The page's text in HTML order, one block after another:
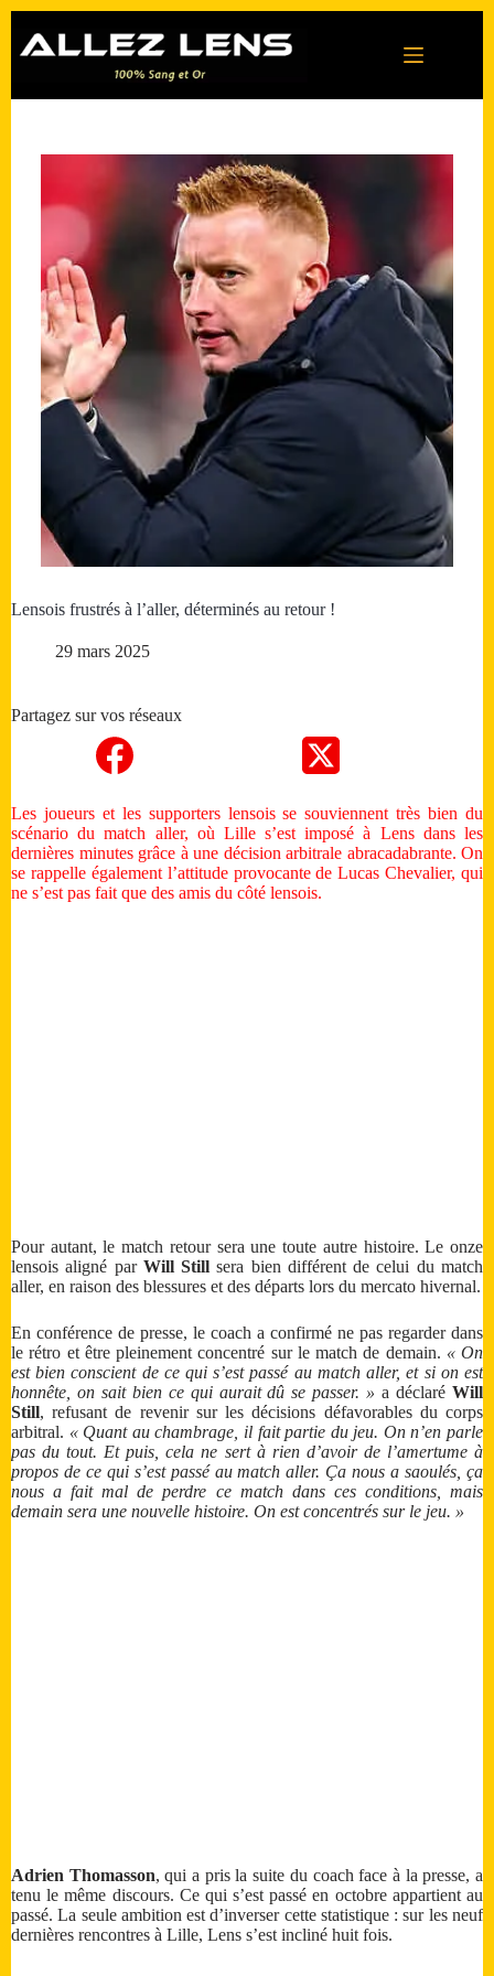
contenu
Lensois frustrés à l’aller, déterminés au retour !
29 mars 2025
Partagez sur vos réseaux
Les joueurs et les supporters lensois se souviennent très bien du
scénario du match aller, où Lille s’est imposé à Lens dans les
dernières minutes grâce à une décision arbitrale abracadabrante. On
se rappelle également l’attitude provocante de Lucas Chevalier, qui
ne s’est pas fait que des amis du côté lensois.
Pour autant, le match retour sera une toute autre histoire. Le onze
lensois aligné parWill Still sera bien différent de celui du match
aller, en raison des blessures et des départs lors du mercato hivernal.
En conférence de presse, le coach a confirmé ne pas regarder dans
le rétro et être pleinement concentré sur le match de demain. « On
est bien conscient de ce qui s’est passé au match aller, et si on est
honnête, on sait bien ce qui aurait dû se passer. » a déclaréWill
Still, refusant de revenir sur les décisions défavorables du corps
arbitral. « Quant au chambrage, il fait partie du jeu. On n’en parle
pas du tout. Et puis, cela ne sert à rien d’avoir de l’amertume à
propos de ce qui s’est passé au match aller. Ça nous a saoulés, ça
nous a fait mal de perdre ce match dans ces conditions, mais
demain sera une nouvelle histoire. On est concentrés sur le jeu. »
Adrien Thomasson, qui a pris la suite du coach face à la presse, a
tenu le même discours. Ce qui s’est passé en octobre appartient au
passé. La seule ambition est d’inverser cette statistique : sur les neuf
dernières rencontres à Lille, Lens s’est incliné huit fois.